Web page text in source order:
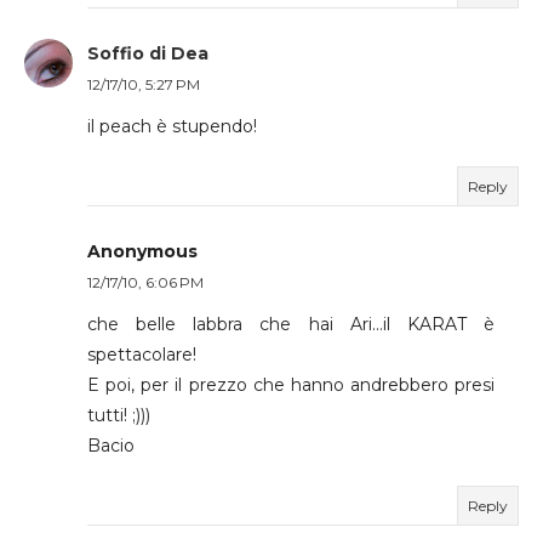
Soffio di Dea
12/17/10, 5:27 PM
il peach è stupendo!
Reply
Anonymous
12/17/10, 6:06 PM
che belle labbra che hai Ari...il KARAT è
spettacolare!
E poi, per il prezzo che hanno andrebbero presi
tutti! ;)))
Bacio
Reply